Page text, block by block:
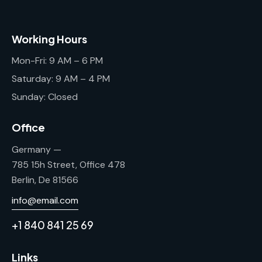
Working Hours
Mon-Fri: 9 AM – 6 PM
Saturday: 9 AM – 4 PM
Sunday: Closed
Office
Germany —
785 15h Street, Office 478
Berlin, De 81566
info@email.com
+1 840 841 25 69
Links